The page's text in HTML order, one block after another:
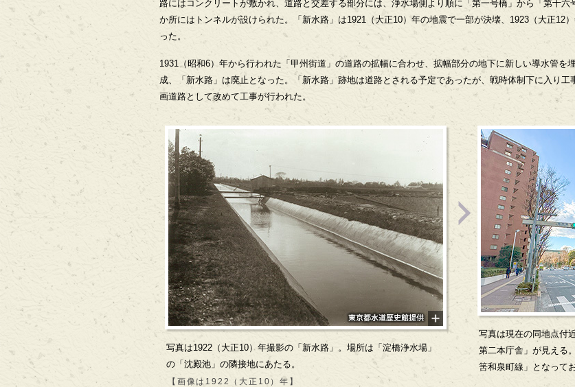
路にはコンクリートが敷かれ、道路と交差する部分には、浄水場側より順に「第一号橋」から「第十
か所にはトンネルが設けられた。「新水路」は1921（大正10）年の地震で一部が決壊、1923（大正12
った。
1931（昭和6）年から行われた「甲州街道」の道路の拡幅に合わせ、拡幅部分の地下に新しい導水管を
成、「新水路」は廃止となった。「新水路」跡地は道路とされる予定であったが、戦時体制下に入り
画道路として改めて工事が行われた。
写真は1922（大正10）年撮影の「新水路」。場所は「淀橋浄水場」
の「沈殿池」の隣接地にあたる。
【画像は1922（大正10）年】
写真は現在の同地点付
第二本庁舎」が見える
筈和泉町線」となって